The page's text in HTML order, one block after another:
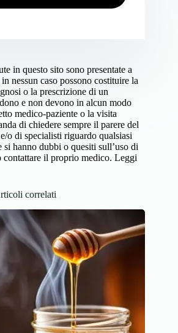
in questo sito sono presentate a
nessun caso possono costituire la
o la prescrizione di un
e non devono in alcun modo
medico-paziente o la visita
di chiedere sempre il parere del
o di specialisti riguardo qualsiasi
hanno dubbi o quesiti sull’uso di
contattare il proprio medico. Leggi
correlati